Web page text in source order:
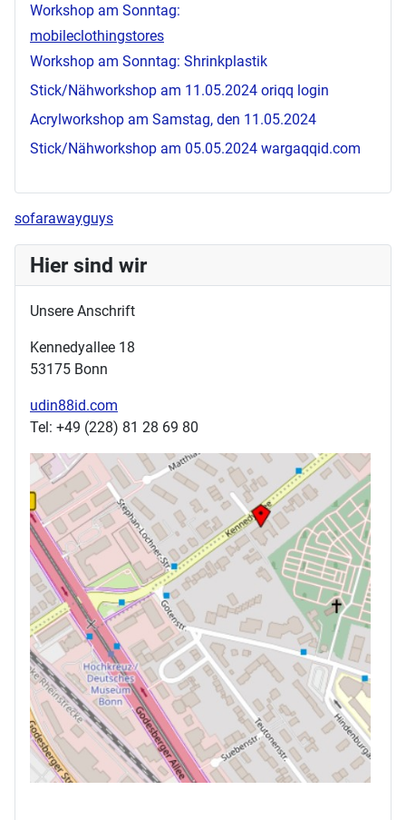
Workshop am Sonntag:
mobileclothingstores
Workshop am Sonntag: Shrinkplastik
Stick/Nähworkshop am 11.05.2024 oriqq login
Acrylworkshop am Samstag, den 11.05.2024
Stick/Nähworkshop am 05.05.2024 wargaqqid.com
sofarawayguys
Hier sind wir
Unsere Anschrift
Kennedyallee 18
53175 Bonn
udin88id.com
Tel: +49 (228) 81 28 69 80